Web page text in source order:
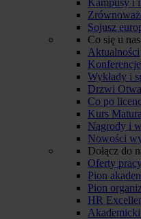
Sojusz
Co się u
Aktualności
Wykłady i
Drzwi
Co po
Kurs
Nagrody i
Nowości
Dołącz do
Oferty
Pion
Pion
HR